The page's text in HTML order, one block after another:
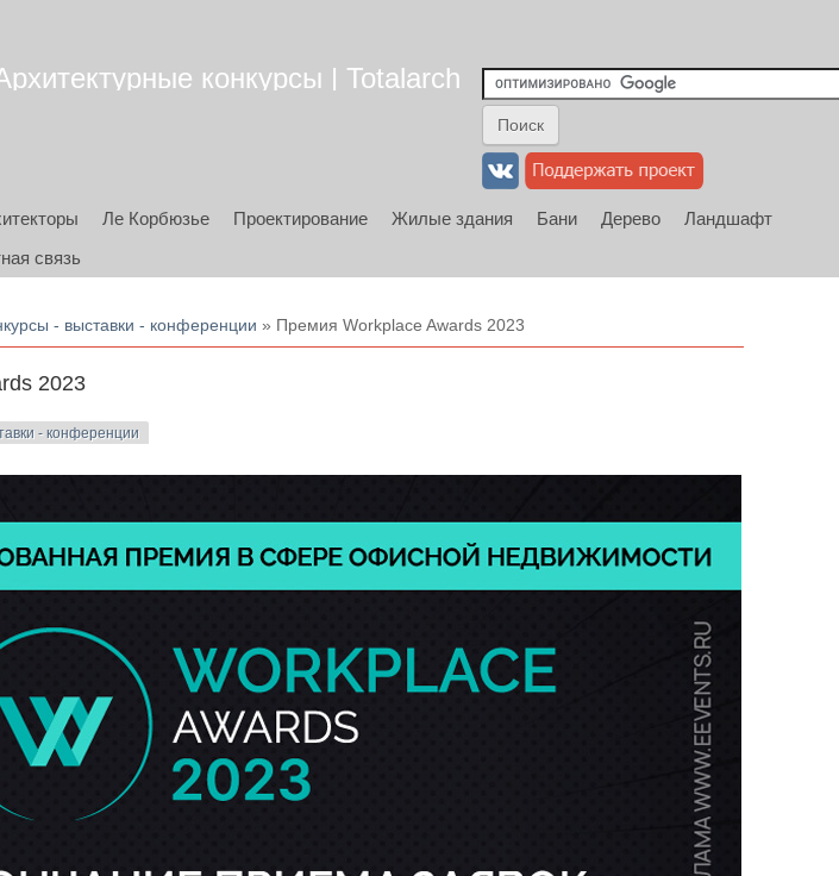
конкурсы | Totalarch
Ле Корбюзье Проектирование Жилые здания Бани Дерево
Ландшафт
связь
- выставки - конференции » Премия Workplace Awards 2023
2023
- конференции